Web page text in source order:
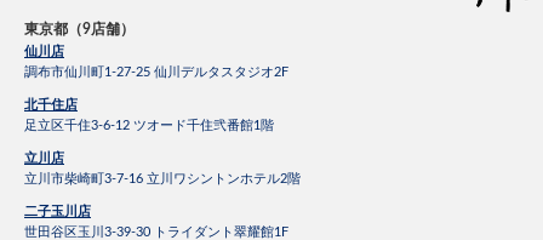
東京都（9店舗）
仙川店
調布市仙川町1-27-25 仙川デルタスタジオ2F
北千住店
足立区千住3-6-12 ツオード千住弐番館1階
立川店
立川市柴崎町3-7-16 立川ワシントンホテル2階
二子玉川店
世田谷区玉川3-39-30 トライダント翠耀館1F